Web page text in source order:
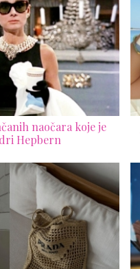
naočara koje je
Hepbern